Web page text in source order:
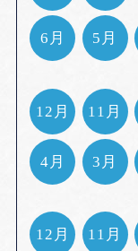
6月 5月
12月 11月
4月 3月
12月 11月